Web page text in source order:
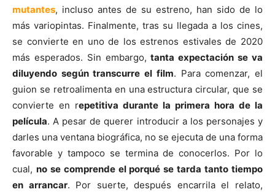
mutantes, incluso antes de su estreno, han sido de lo
más variopintas. Finalmente, tras su llegada a los cines,
se convierte en uno de los estrenos estivales de 2020
más esperados. Sin embargo,tanta expectación se va
diluyendo según transcurre el film. Para comenzar, el
guion se retroalimenta en una estructura circular, que se
convierte en repetitiva durante la primera hora de la
película. A pesar de querer introducir a los personajes y
darles una ventana biográfica, no se ejecuta de una forma
favorable y tampoco se termina de conocerlos. Por lo
cual, no se comprende el porqué se tarda tanto tiempo
en arrancar. Por suerte, después encarrila el relato,